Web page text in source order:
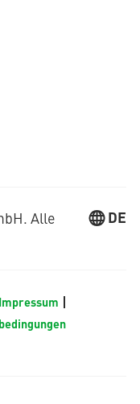
Alle
DE
Impressum